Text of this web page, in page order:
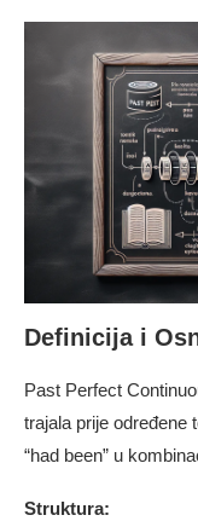
Definicija i
Past Perfect
trajala prije određene
“had been” u
Struktura: